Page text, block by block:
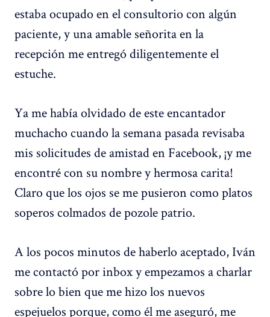
estaba ocupado en el consultorio con algún
paciente, y una amable señorita en la
recepción me entregó diligentemente el
estuche.
Ya me había olvidado de este encantador
muchacho cuando la semana pasada revisaba
mis solicitudes de amistad en Facebook, ¡y me
encontré con su nombre y hermosa carita!
Claro que los ojos se me pusieron como platos
soperos colmados de pozole patrio.
A los pocos minutos de haberlo aceptado, Iván
me contactó por inbox y empezamos a charlar
sobre lo bien que me hizo los nuevos
espejuelos porque, como él me aseguró, me